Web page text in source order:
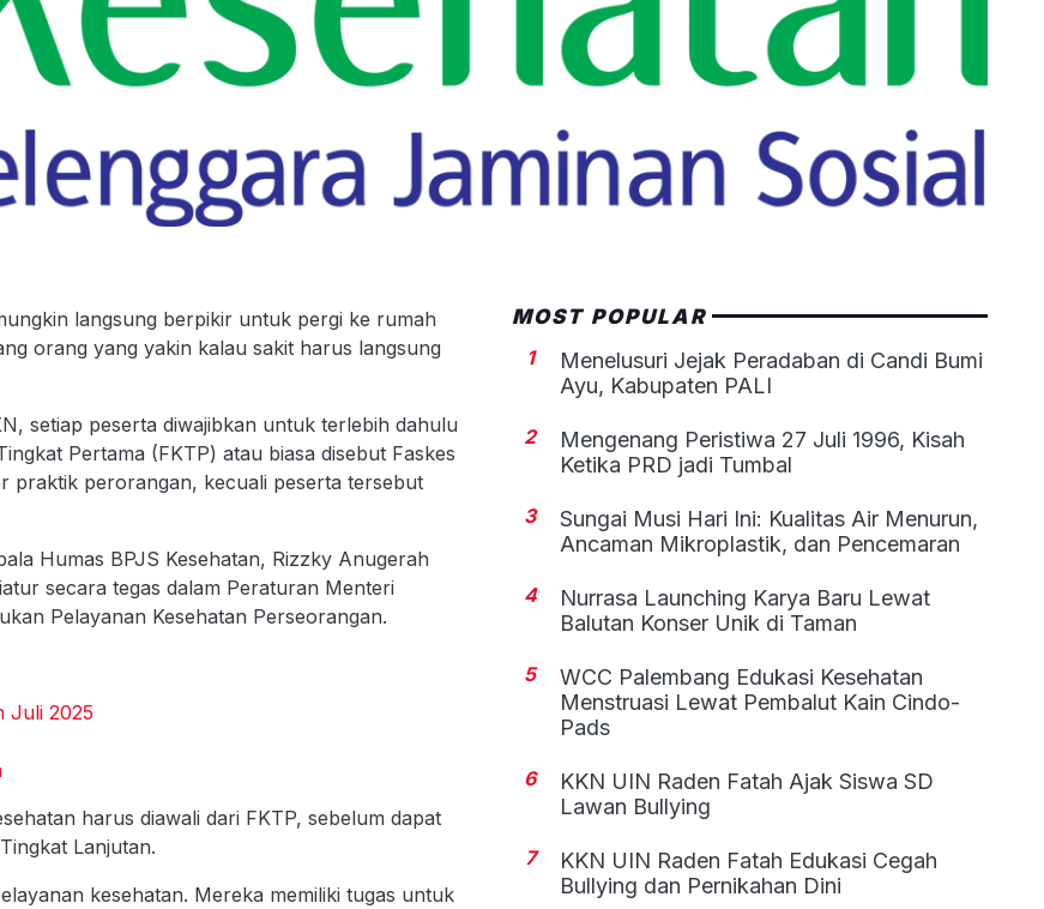
langsung berpikir untuk pergi ke rumah
orang yang yakin kalau sakit harus langsung
setiap peserta diwajibkan untuk terlebih dahulu
Pertama (FKTP) atau biasa disebut Faskes
praktik perorangan, kecuali peserta tersebut
Humas BPJS Kesehatan, Rizzky Anugerah
secara tegas dalam Peraturan Menteri
Pelayanan Kesehatan Perseorangan.
Juli 2025
harus diawali dari FKTP, sebelum dapat
Lanjutan.
kesehatan. Mereka memiliki tugas untuk
MOST POPULAR
1
Menelusuri Jejak Peradaban di Candi Bumi
Ayu, Kabupaten PALI
2
Mengenang Peristiwa 27 Juli 1996, Kisah
Ketika PRD jadi Tumbal
3
Sungai Musi Hari Ini: Kualitas Air Menurun,
Ancaman Mikroplastik, dan Pencemaran
4
Nurrasa Launching Karya Baru Lewat
Balutan Konser Unik di Taman
5
WCC Palembang Edukasi Kesehatan
Menstruasi Lewat Pembalut Kain Cindo-
Pads
6
KKN UIN Raden Fatah Ajak Siswa SD
Lawan Bullying
7
KKN UIN Raden Fatah Edukasi Cegah
Bullying dan Pernikahan Dini